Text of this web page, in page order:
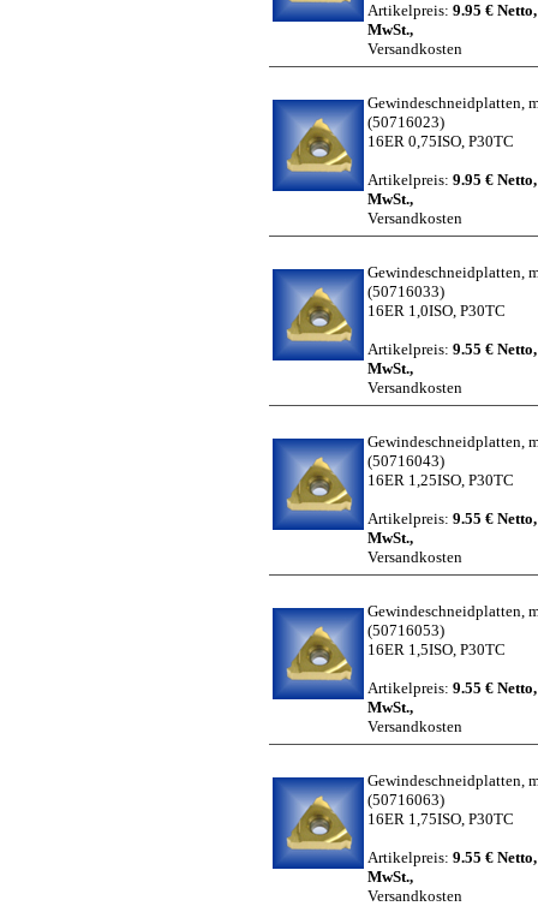
Artikelpreis: 9.95 €
MwSt.,
Versandkosten
Gewindeschneidplatten,
(50716023)
16ER 0,75ISO, P30TC
Artikelpreis: 9.95 €
MwSt.,
Versandkosten
Gewindeschneidplatten,
(50716033)
16ER 1,0ISO, P30TC
Artikelpreis: 9.55 €
MwSt.,
Versandkosten
Gewindeschneidplatten,
(50716043)
16ER 1,25ISO, P30TC
Artikelpreis: 9.55 €
MwSt.,
Versandkosten
Gewindeschneidplatten,
(50716053)
16ER 1,5ISO, P30TC
Artikelpreis: 9.55 €
MwSt.,
Versandkosten
Gewindeschneidplatten,
(50716063)
16ER 1,75ISO, P30TC
Artikelpreis: 9.55 €
MwSt.,
Versandkosten